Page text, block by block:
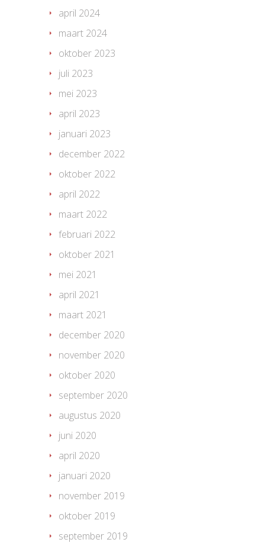
april 2024
maart 2024
oktober 2023
juli 2023
mei 2023
april 2023
januari 2023
december 2022
oktober 2022
april 2022
maart 2022
februari 2022
oktober 2021
mei 2021
april 2021
maart 2021
december 2020
november 2020
oktober 2020
september 2020
augustus 2020
juni 2020
april 2020
januari 2020
november 2019
oktober 2019
september 2019